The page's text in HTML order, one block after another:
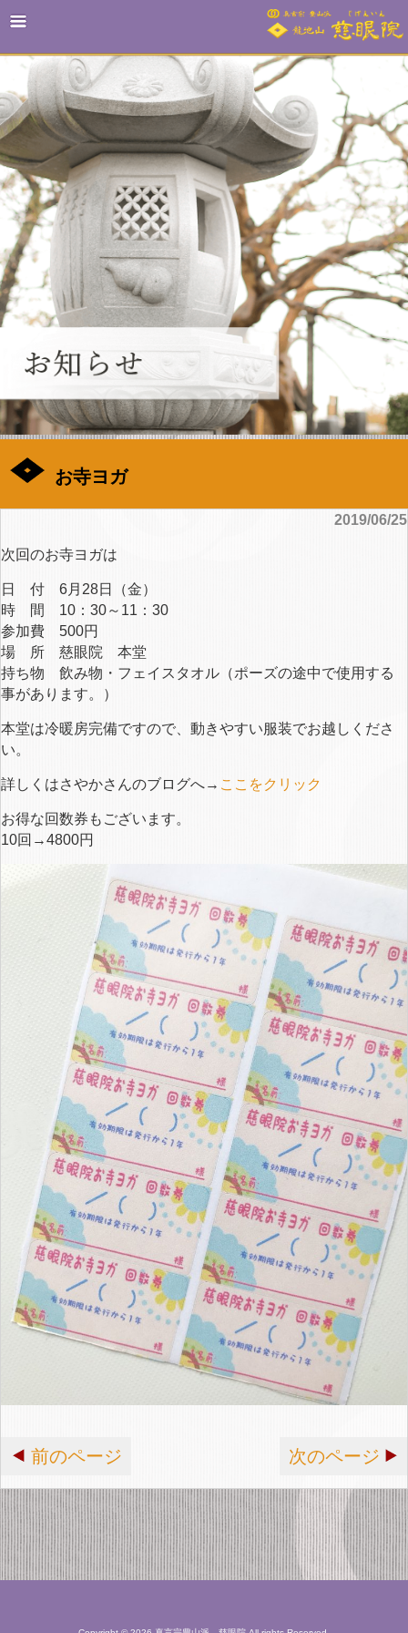
お寺ヨガ
2019/06/25
次回のお寺ヨガは
日 付 6月28日（金）
時 間 10：30～11：30
参加費 500円
場 所 慈眼院 本堂
持ち物 飲み物・フェイスタオル（ポーズの途中で使用する
事があります。）
本堂は冷暖房完備ですので、動きやすい服装でお越しくださ
い。
詳しくはさやかさんのブログへ→ ここをクリック
お得な回数券もございます。
10回→4800円
前のページ 次のページ